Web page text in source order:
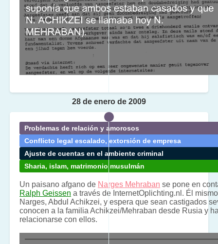
Problemas de relación y amorosos
Conflicto legal escalado, extorsión de empresa
Ajuste de cuentas en el ambiente criminal
Sharia, islam, matrimonio musulmán
28 de enero de 2009
Un paisano afgano de Narges Mehraban se pone en
Ralph Geissen a través de InternetOplichting.nl. Él
Narges, Abdul Achikzei, y espera que sean castigados
conocen a la familia Achikzei/Mehraban desde Rusia y
relacionarse con ellos.